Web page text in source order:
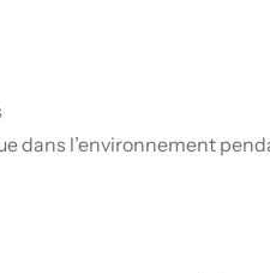
dans l’environnement